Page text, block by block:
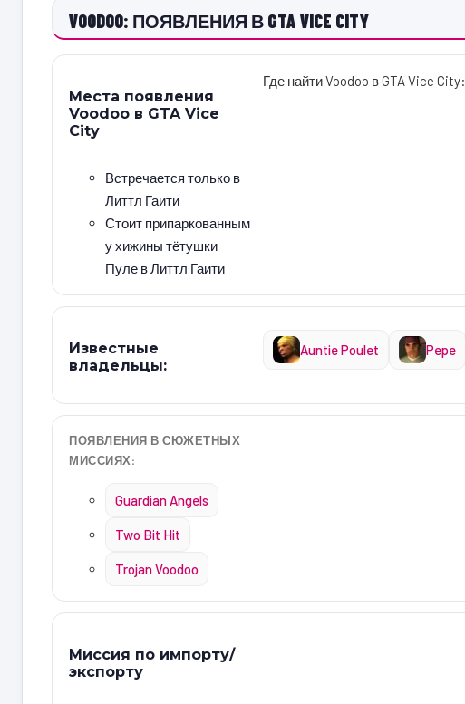
VOODOO: ПОЯВЛЕНИЯ В GTA VICE CITY
Места появления
Voodoo в GTA Vice
City
Где найти Voodoo в GTA Vice City:
Встречается только в
Литтл Гаити
Стоит припаркованным
у хижины тётушки
Пуле в Литтл Гаити
Известные
владельцы:
Auntie Poulet Pepe
ПОЯВЛЕНИЯ В СЮЖЕТНЫХ
МИССИЯХ:
Guardian Angels
Two Bit Hit
Trojan Voodoo
Миссия по импорту/
экспорту